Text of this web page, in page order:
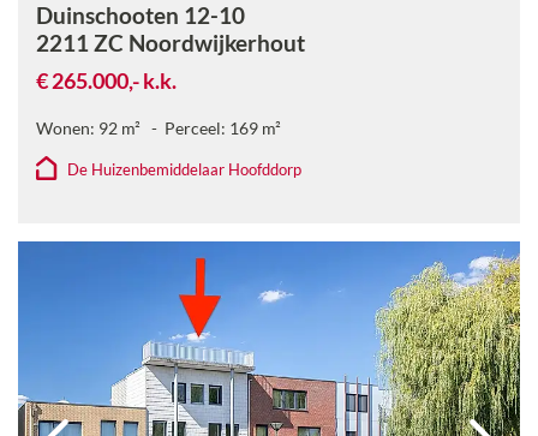
Duinschooten 12-10
2211 ZC Noordwijkerhout
€ 265.000,-k.k.
Wonen: 92 m² Perceel: 169m²
De Huizenbemiddelaar Hoofddorp